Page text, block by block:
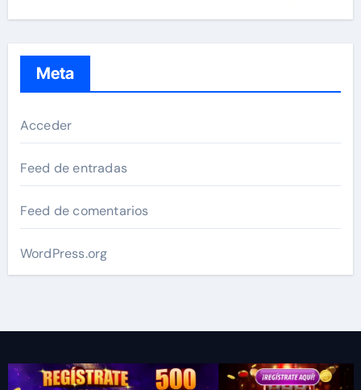
Meta
Acceder
Feed de entradas
Feed de comentarios
WordPress.org